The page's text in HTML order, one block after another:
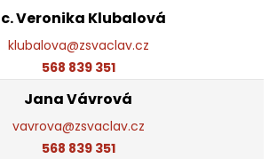
Veronika Klubalová
klubalova@zsvaclav.cz
568 839 351
Jana Vávrová
vavrova@zsvaclav.cz
568 839 351